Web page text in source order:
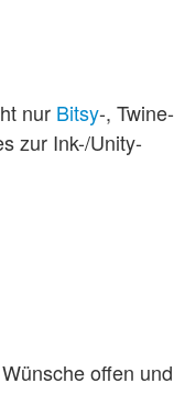
nur Bitsy-, Twine-
zur Ink-/Unity-
offen und